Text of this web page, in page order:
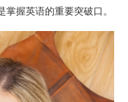
握英语的重要突破口。